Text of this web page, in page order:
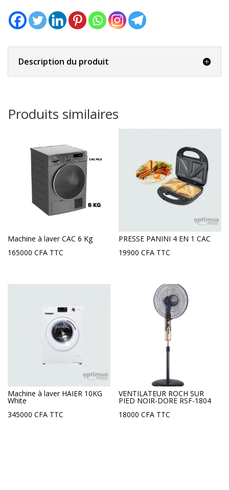
Description du produit
Produits similaires
Machine à laver CAC 6 Kg
165000 CFA TTC
PRESSE PANINI 4 EN 1 CAC
19900CFA TTC
Machine à laver HAIER 10KG
White
345000 CFA TTC
VENTILATEUR ROCH SUR
PIED NOIR-DORE RSF-1804
18000CFA TTC